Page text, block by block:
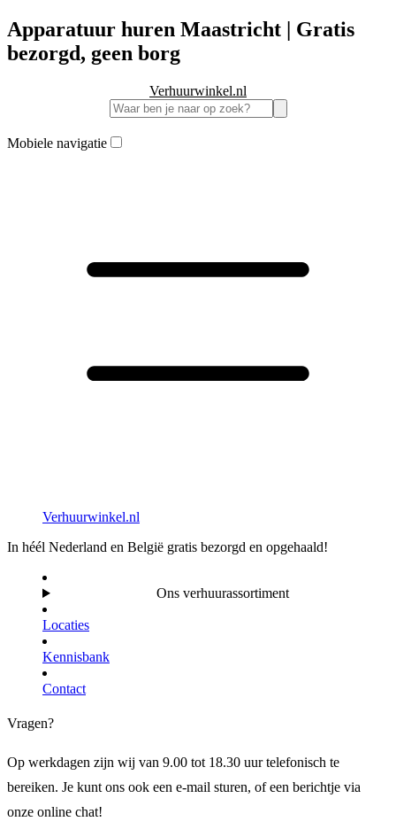
Apparatuur huren Maastricht | Gratis
bezorgd, geen borg
Verhuurwinkel.nl
Mobiele navigatie
Verhuurwinkel.nl
In héél Nederland en België gratis bezorgd en opgehaald!
Ons verhuurassortiment
Locaties
Kennisbank
Contact
Vragen?
Op werkdagen zijn wij van 9.00 tot 18.30 uur telefonisch te
bereiken. Je kunt ons ook een e-mail sturen, of een berichtje via
onze online chat!